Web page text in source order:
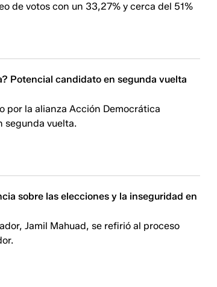
de votos con un 33,27% y cerca del 51%
Potencial candidato en segunda vuelta
por la alianza Acción Democrática
segunda vuelta.
sobre las elecciones y la inseguridad en
Jamil Mahuad, se refirió al proceso